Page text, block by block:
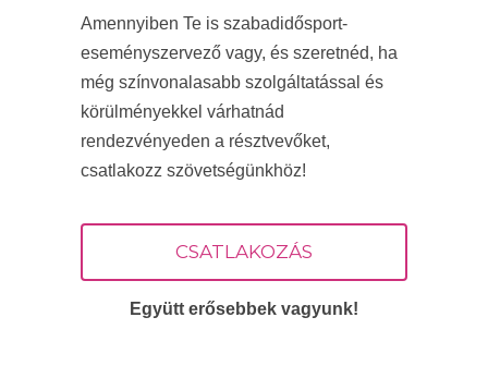
Amennyiben Te is szabadidősport-
eseményszervező vagy, és szeretnéd, ha
még színvonalasabb szolgáltatással és
körülményekkel várhatnád
rendezvényeden a résztvevőket,
csatlakozz szövetségünkhöz!
CSATLAKOZÁS
Együtt erősebbek vagyunk!